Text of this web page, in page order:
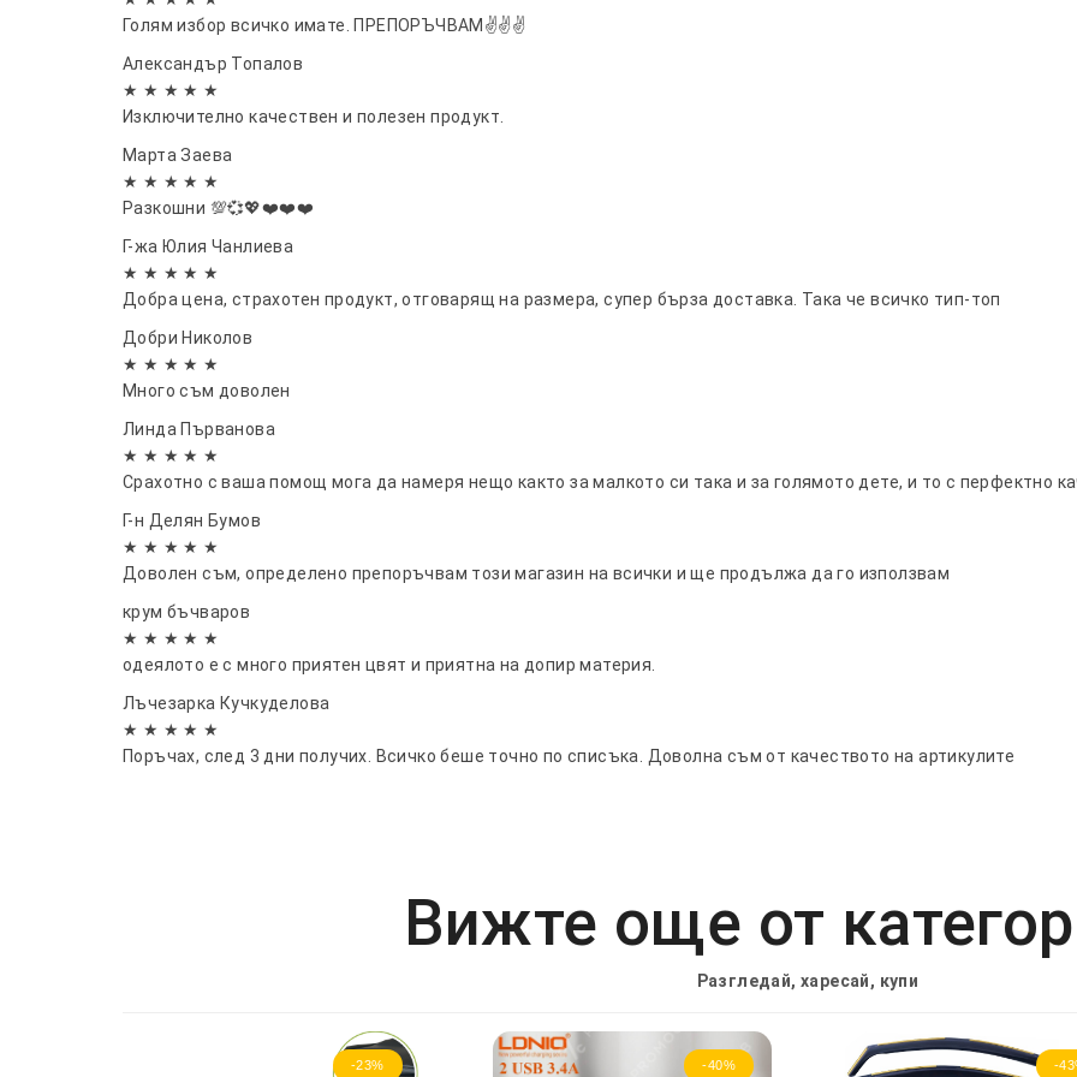
Голям избор всичко имате. ПРЕПОРЪЧВАМ✌️✌️✌️
Александър Топалов
★ ★ ★ ★ ★
Изключително качествен и полезен продукт.
Марта Заева
★ ★ ★ ★ ★
Разкошни 💯💞💖❤️❤️❤️
Г-жа Юлия Чанлиева
★ ★ ★ ★ ★
Добра цена, страхотен продукт, отговарящ на размера, супер бърза доставка. Така че всичко тип-топ
Добри Николов
★ ★ ★ ★ ★
Много съм доволен
Линда Първанова
★ ★ ★ ★ ★
Срахотно с ваша помощ мога да намеря нещо както за малкото си така и за голямото дете, и то с перфектно
Г-н Делян Бумов
★ ★ ★ ★ ★
Доволен съм, определено препоръчвам този магазин на всички и ще продължа да го използвам
крум бъчваров
★ ★ ★ ★ ★
одеялото е с много приятен цвят и приятна на допир материя.
Лъчезарка Кучкуделова
★ ★ ★ ★ ★
Поръчах, след 3 дни получих. Всичко беше точно по списъка. Доволна съм от качеството на артикулите
Вижте още от
Разгледай, харесай, купи
-23% -40% -